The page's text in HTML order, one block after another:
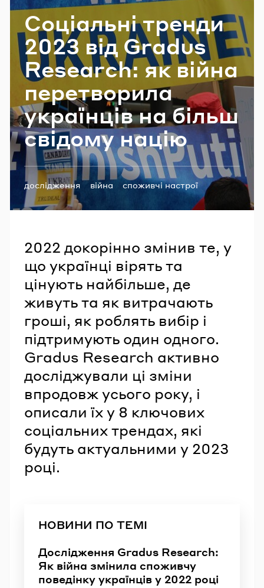
Со­ці­аль­ні трен­ди
2023 від Gradus
Research: як війна
пе­ре­тво­ри­ла
укра­їн­ців на більш
сві­до­му націю
Теги:
дослідження війна
споживчі настрої
Gradus Research
2022 докорінно змінив те, у
що українці вірять та
цінують найбільше, де
живуть та як витрачають
гроші, як роблять вибір і
підтримують один одного.
Gradus Research активно
досліджували ці зміни
впродовж усього року, і
описали їх у 8 ключових
соціальних трендах, які
будуть актуальними у 2023
році.
НОВИНИ ПО ТЕМІ
Дослідження Gradus Research:
Як війна змінила споживчу
поведінку українців у 2022 році
Email
Пароль
Забули пароль?
УВІЙТИ